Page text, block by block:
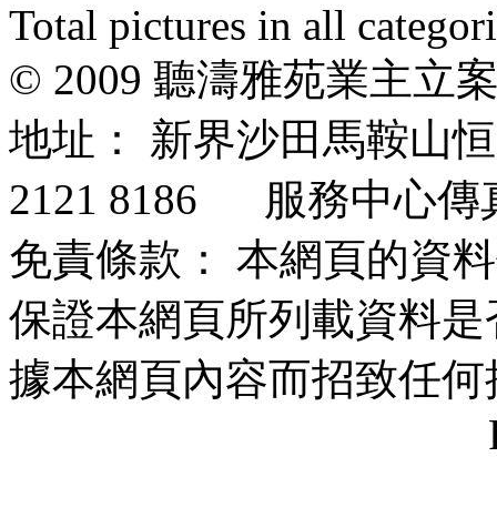
Total pictures in all
© 2009 聽濤雅苑業主立
地址： 新界沙田馬鞍
2121 8186 服務中心傳
免責條款： 本網頁的資
保證本網頁所列載資料
據本網頁內容而招致任